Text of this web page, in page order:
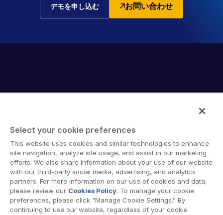
デモを申し込む お問い合わせ
Intralinks provides secure collaboration software and
secure online document sharing solutions that enable
enterprise collaboration across organizational, corporate
and geographical boundaries. Intralinks’ secure platform
provides tools for file sync and secure file-sharing,
collaborative workspaces and virtual data room (VDR)
solutions.
Select your cookie preferences
This website uses cookies and similar technologies to enhance
site navigation, analyze site usage, and assist in our marketing
efforts. We also share information about your use of our website
with our third-party social media, advertising, and analytics
partners. For more information on our use of cookies and data,
please review our Cookies Policy. To manage your cookie
preferences, please click “Manage Cookie Settings.” By
continuing to use our website, regardless of your cookie